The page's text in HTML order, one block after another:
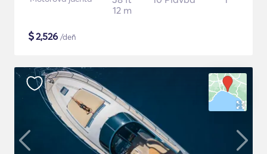
12 m
$2,526 /deň